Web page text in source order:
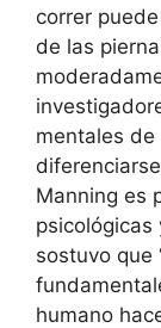
correr
de las
mentales
Manning es
sostuvo que
humano